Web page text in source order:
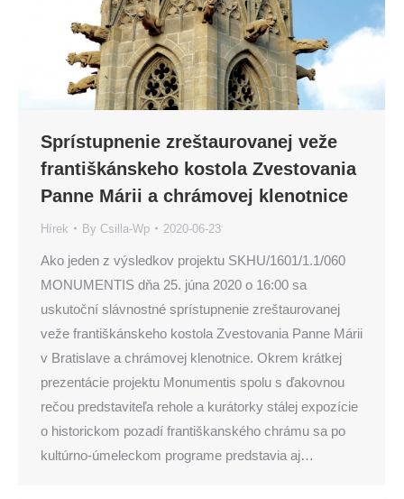
Sprístupnenie zreštaurovanej veže
františkánskeho kostola Zvestovania
Panne Márii a chrámovej klenotnice
Hírek By Csilla-Wp 2020-06-23
Ako jeden z výsledkov projektu SKHU/1601/1.1/060
MONUMENTIS dňa 25. júna 2020 o 16:00 sa
uskutoční slávnostné sprístupnenie zreštaurovanej
veže františkánskeho kostola Zvestovania Panne Márii
v Bratislave a chrámovej klenotnice. Okrem krátkej
prezentácie projektu Monumentis spolu s ďakovnou
rečou predstaviteľa rehole a kurátorky stálej expozície
o historickom pozadí františkanského chrámu sa po
kultúrno-úmeleckom programe predstavia aj…